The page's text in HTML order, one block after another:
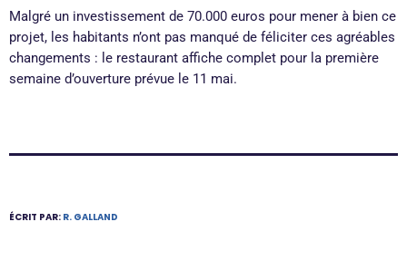
Malgré un investissement de 70.000 euros pour mener à bien ce
projet, les habitants n’ont pas manqué de féliciter ces agréables
changements : le restaurant affiche complet pour la première
semaine d’ouverture prévue le 11 mai.
ÉCRIT PAR: R. GALLAND